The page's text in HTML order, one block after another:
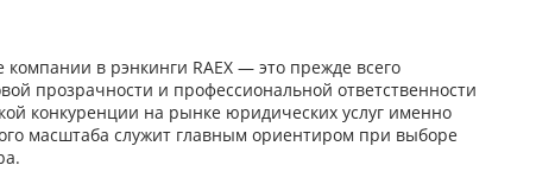
в рэнкинги RAEX — это прежде всего
прозрачности и профессиональной ответственности
конкуренции на рынке юридических услуг именно
масштаба служит главным ориентиром при выборе